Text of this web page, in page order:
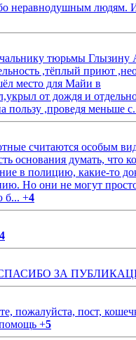
неравнодушным людям. И
тюрьмы Глызину
,тёплый приют
место для Майи в
от дождя и
пользу ,проведя меньше
считаются особым
основания думать, что
в полицию, какие-то
Но они не могут
б... +4
4
ЗА
пожалуйста, пост,
+5